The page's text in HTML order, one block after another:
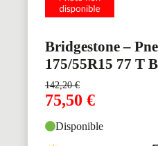
Bridgestone –
175/55R15 77 T
142,20€
75,50 €
Disponible